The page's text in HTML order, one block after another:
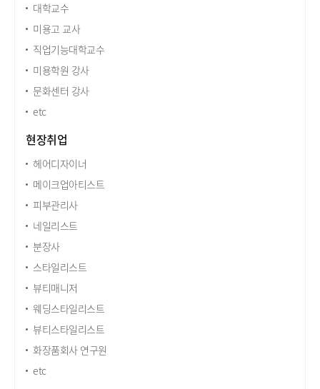
대학교수
미용고 교사
직업기능대학교수
미용학원 강사
문화센터 강사
etc
현장취업
헤어디자이너
메이크업아티스트
피부관리사
네일리스트
분장사
스타일리스트
뷰티매니저
웨딩스타일리스트
뷰티스타일리스트
화장품회사 연구원
etc